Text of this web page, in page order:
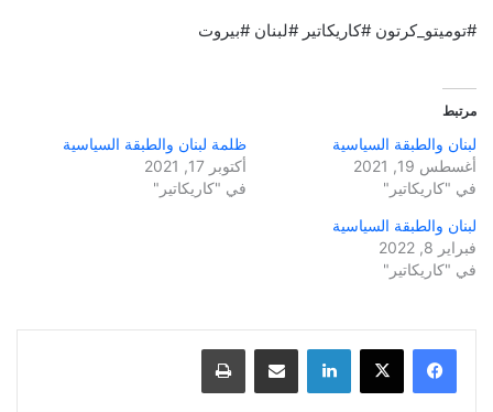
#توميتو_كرتون #كاريكاتير #لبنان #بيروت
مرتبط
لبنان والطبقة السياسية
أغسطس 19, 2021
في "كاريكاتير"
ظلمة لبنان والطبقة السياسية
أكتوبر 17, 2021
في "كاريكاتير"
لبنان والطبقة السياسية
فبراير 8, 2022
في "كاريكاتير"
لينكدإن مشاركة عبر البريد طباعة